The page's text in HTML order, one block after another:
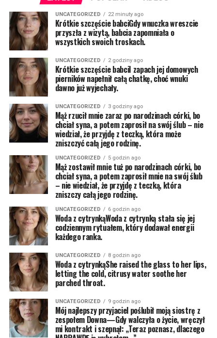
UNCATEGORIZED 22 minuty ago
Krótkie szczęście babciGdy wnuczka wreszcie
przyszła z wizytą, babcia zapomniała o
wszystkich swoich troskach.
UNCATEGORIZED 2 godziny ago
Krótkie szczęście babciI zapach jej domowych
pierników napełnił całą chatkę, choć wnuki
dawno już wyjechały.
UNCATEGORIZED 3 godziny ago
Mąż rzucił mnie zaraz po narodzinach córki, bo
chciał syna, a potem zaprosił na swój ślub – nie
wiedział, że przyjdę z teczką, która może
zniszczyć całą jego rodzinę.
UNCATEGORIZED 5 godzin ago
Mąż zostawił mnie tuż po narodzinach córki, bo
chciał syna, a potem zaprosił mnie na swój ślub
– nie wiedział, że przyjdę z teczką, która
zniszczy całą jego rodzinę.
UNCATEGORIZED 6 godzin ago
Woda z cytrynkąWoda z cytrynką stała się jej
codziennym rytuałem, który dodawał energii
każdego ranka.
UNCATEGORIZED 8 godzin ago
Woda z cytrynkąShe raised the glass to her lips,
letting the cold, citrusy water soothe her
parched throat.
UNCATEGORIZED 9 godzin ago
Mój najlepszy przyjaciel poślubił moją siostrę z
zespołem Downa—Gdy walczyła o życie, wręczył
mi kontrakt i szepnął: „Teraz poznasz, dlaczego